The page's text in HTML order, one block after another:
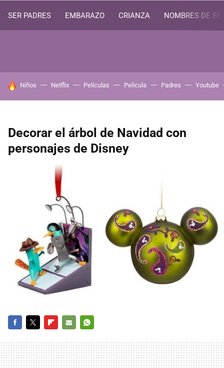
SER PADRES EMBARAZO CRIANZA NOMBRES DE
HOY SE HABLA DE
Niños Netflix Películas Película Padres Youtube
Decorar el árbol de Navidad con
personajes de Disney
MAIL